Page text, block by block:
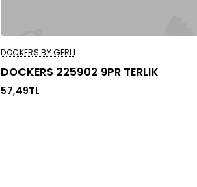
Stoklarda Yok
DOCKERS BY GERLI
DOCKERS 225902 9PR TERLIK
57,49TL